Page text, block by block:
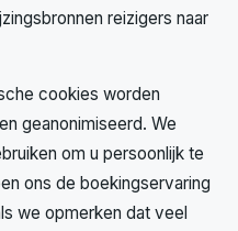
reizigers naar
cookies worden
geanonimiseerd. We
om u persoonlijk te
ons de boekingservaring
we opmerken dat veel